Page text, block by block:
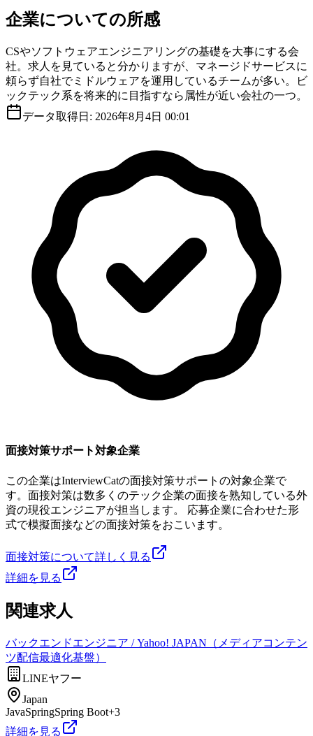
企業についての所感
CSやソフトウェアエンジニアリングの基礎を大事にする会
社。求人を見ていると分かりますが、マネージドサービスに
頼らず自社でミドルウェアを運用しているチームが多い。ビ
ックテック系を将来的に目指すなら属性が近い会社の一つ。
データ取得日: 2026年8月4日 00:01
面接対策サポート対象企業
この企業はInterviewCatの面接対策サポートの対象企業で
す。面接対策は数多くのテック企業の面接を熟知している外
資の現役エンジニアが担当します。 応募企業に合わせた形
式で模擬面接などの面接対策をおこいます。
面接対策について詳しく見る
詳細を見る
関連求人
バックエンドエンジニア / Yahoo! JAPAN（メディアコンテン
ツ配信最適化基盤）
LINEヤフー
Japan
JavaSpringSpring Boot+3
詳細を見る